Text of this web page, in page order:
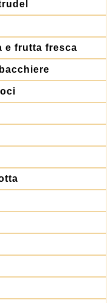
e frutta fresca